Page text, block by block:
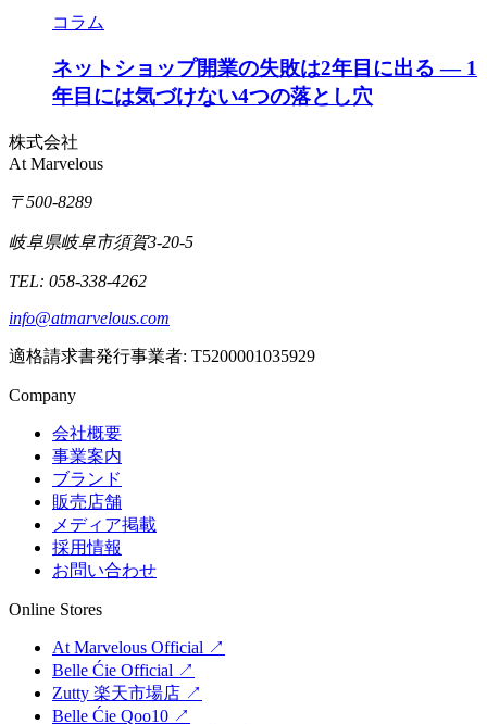
コラム
ネットショップ開業の失敗は2年目に出る — 1
年目には気づけない4つの落とし穴
株式会社
At Marvelous
〒500-8289
岐阜県岐阜市須賀3-20-5
TEL: 058-338-4262
info@atmarvelous.com
適格請求書発行事業者: T5200001035929
Company
会社概要
事業案内
ブランド
販売店舗
メディア掲載
採用情報
お問い合わせ
Online Stores
At Marvelous Official ↗
Belle Ćie Official ↗
Zutty 楽天市場店 ↗
Belle Ćie Qoo10 ↗